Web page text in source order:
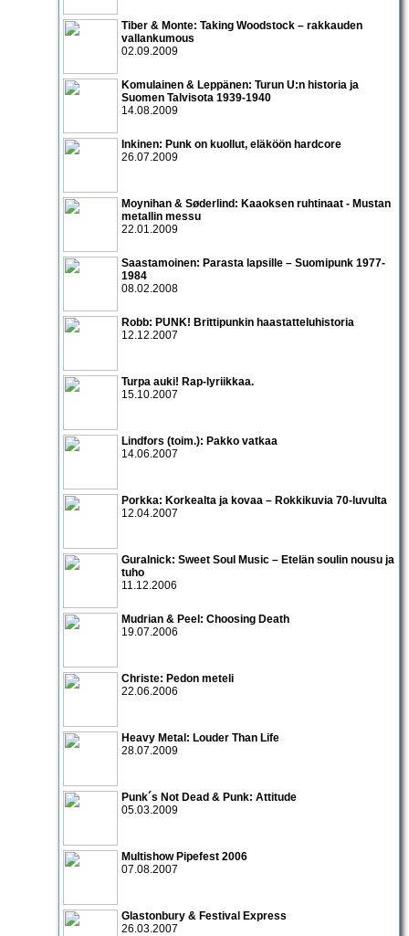
Tiber & Monte: Taking Woodstock – rakkauden
vallankumous
02.09.2009
Komulainen & Leppänen: Turun U:n historia ja
Suomen Talvisota 1939-1940
14.08.2009
Inkinen: Punk on kuollut, eläköön hardcore
26.07.2009
Moynihan & Søderlind: Kaaoksen ruhtinaat - Mustan
metallin messu
22.01.2009
Saastamoinen: Parasta lapsille – Suomipunk 1977-
1984
08.02.2008
Robb: PUNK! Brittipunkin haastatteluhistoria
12.12.2007
Turpa auki! Rap-lyriikkaa.
15.10.2007
Lindfors (toim.): Pakko vatkaa
14.06.2007
Porkka: Korkealta ja kovaa – Rokkikuvia 70-luvulta
12.04.2007
Guralnick: Sweet Soul Music – Etelän soulin nousu ja
tuho
11.12.2006
Mudrian & Peel: Choosing Death
19.07.2006
Christe: Pedon meteli
22.06.2006
Heavy Metal: Louder Than Life
28.07.2009
Punk´s Not Dead & Punk: Attitude
05.03.2009
Multishow Pipefest 2006
07.08.2007
Glastonbury & Festival Express
26.03.2007